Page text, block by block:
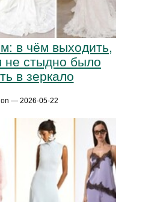
в чём выходить,
не стыдно было
в зеркало
— 2026-05-22